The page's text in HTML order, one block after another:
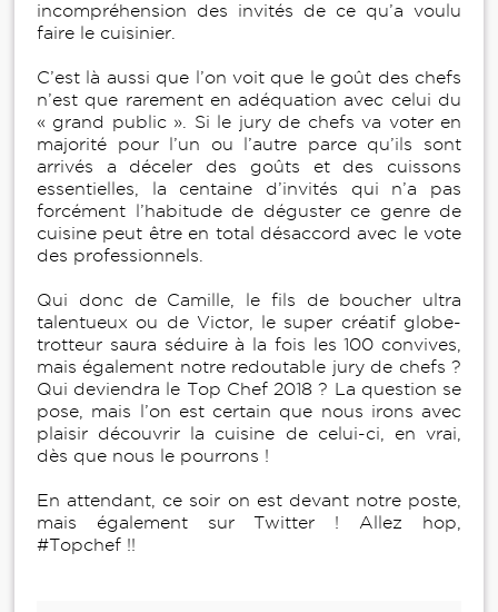
incompréhension des invités de ce qu’a voulu
faire le cuisinier.
C’est là aussi que l’on voit que le goût des chefs
n’est que rarement en adéquation avec celui du
« grand public ». Si le jury de chefs va voter en
majorité pour l’un ou l’autre parce qu’ils sont
arrivés a déceler des goûts et des cuissons
essentielles, la centaine d’invités qui n’a pas
forcément l’habitude de déguster ce genre de
cuisine peut être en total désaccord avec le vote
des professionnels.
Qui donc de Camille, le fils de boucher ultra
talentueux ou de Victor, le super créatif globe-
trotteur saura séduire à la fois les 100 convives,
mais également notre redoutable jury de chefs ?
Qui deviendra le Top Chef 2018 ? La question se
pose, mais l’on est certain que nous irons avec
plaisir découvrir la cuisine de celui-ci, en vrai,
dès que nous le pourrons !
En attendant, ce soir on est devant notre poste,
mais également sur Twitter ! Allez hop,
#Topchef !!